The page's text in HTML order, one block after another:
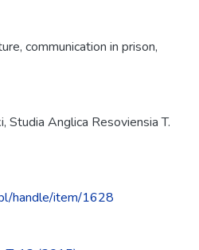
, communication in prison,
Studia Anglica Resoviensia T.
handle/item/1628